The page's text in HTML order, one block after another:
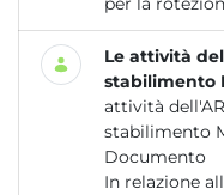
Le attività
attività
Documento
In relazione